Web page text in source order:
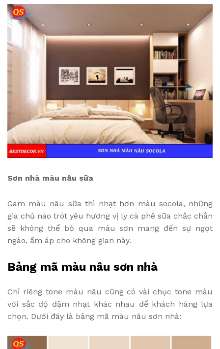
Sơn nhà màu nâu sữa
Gam màu nâu sữa thì nhạt hơn màu socola, những
gia chủ nào trót yêu hương vị ly cà phê sữa chắc chắn
sẽ không thể bỏ qua màu sơn mang đến sự ngọt
ngào, ấm áp cho không gian này.
Bảng mã màu nâu sơn nhà
Chỉ riêng tone màu nâu cũng có vài chục tone màu
với sắc độ đậm nhạt khác nhau để khách hàng lựa
chọn. Dưới đây là bảng mã màu nâu sơn nhà: